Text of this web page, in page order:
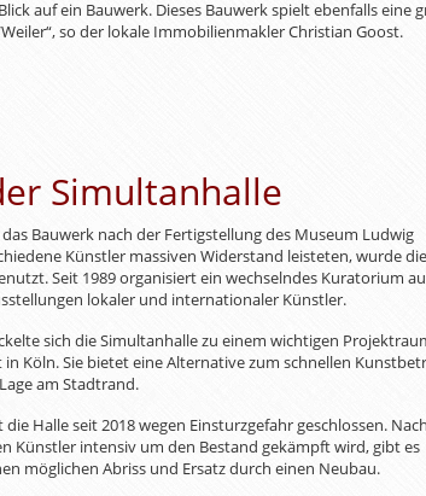
auf ein Bauwerk. Dieses Bauwerk spielt ebenfalls eine
so der lokale Immobilienmakler Christian Goost.
Simultanhalle
Bauwerk nach der Fertigstellung des Museum Ludwig
Künstler massiven Widerstand leisteten, wurde
Seit 1989 organisiert ein wechselndes Kuratorium
lokaler und internationaler Künstler.
sich die Simultanhalle zu einem wichtigen
in Köln. Sie bietet eine Alternative zum schnellen
am Stadtrand.
Halle seit 2018 wegen Einsturzgefahr geschlossen.
Künstler intensiv um den Bestand gekämpft wird, gibt es
möglichen Abriss und Ersatz durch einen Neubau.